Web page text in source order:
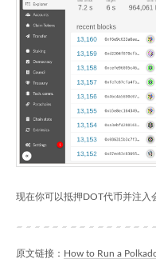
现在你可以抵押DOT代币并注入
原文链接： How to Run a